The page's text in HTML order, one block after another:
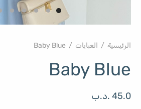
الرئيسية / العبايات /
Baby Blue
45.0 .د.ب